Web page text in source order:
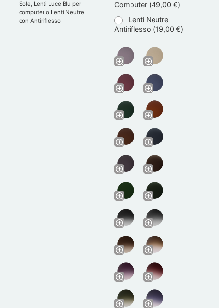
Sole, Lenti Luce Blu per
computer o Lenti Neutre
con Antiriflesso
Computer (49,00 €)
Lenti Neutre
Antiriflesso (19,00 €)